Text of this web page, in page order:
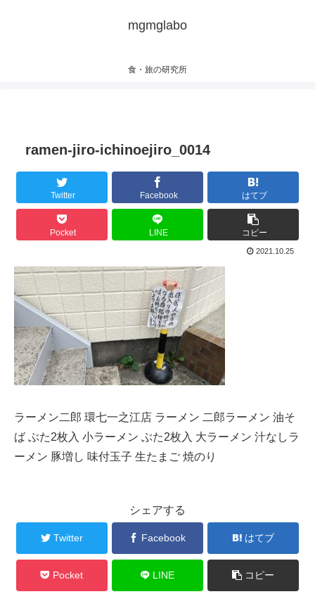
mgmglabo
食・旅の研究所
ramen-jiro-ichinoejiro_0014
Twitter Facebook はてブ
Pocket LINE コピー
2021.10.25
ラーメン二郎 環七一之江店 ラーメン 二郎ラーメン 油そ
ば ぶた2枚入 小ラーメン ぶた2枚入 大ラーメン 汁なしラ
ーメン 豚増し 味付玉子 生たまご 焼のり
シェアする
Twitter Facebook はてブ
Pocket LINE コピー